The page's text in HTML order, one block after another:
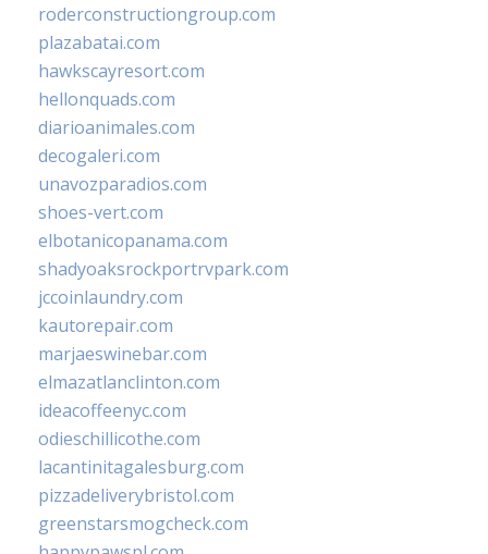
roderconstructiongroup.com
plazabatai.com
hawkscayresort.com
hellonquads.com
diarioanimales.com
decogaleri.com
unavozparadios.com
shoes-vert.com
elbotanicopanama.com
shadyoaksrockportrvpark.com
jccoinlaundry.com
kautorepair.com
marjaeswinebar.com
elmazatlanclinton.com
ideacoffeenyc.com
odieschillicothe.com
lacantinitagalesburg.com
pizzadeliverybristol.com
greenstarsmogcheck.com